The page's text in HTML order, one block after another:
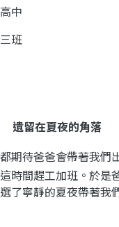
中
班
遺留在夏夜的角落
期待爸爸會帶著我們
時間趕工加班。於是
了寧靜的夏夜帶著我